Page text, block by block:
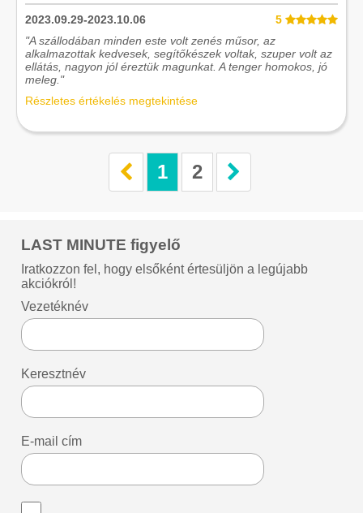
2023.09.29-2023.10.06
5
"A szállodában minden este volt zenés műsor, az
alkalmazottak kedvesek, segítőkészek voltak, szuper volt az
ellátás, nagyon jól éreztük magunkat. A tenger homokos, jó
meleg."
Részletes értékelés megtekintése
1 2
LAST MINUTE figyelő
Iratkozzon fel, hogy elsőként értesüljön a legújabb
akciókról!
Vezetéknév
Keresztnév
E-mail cím